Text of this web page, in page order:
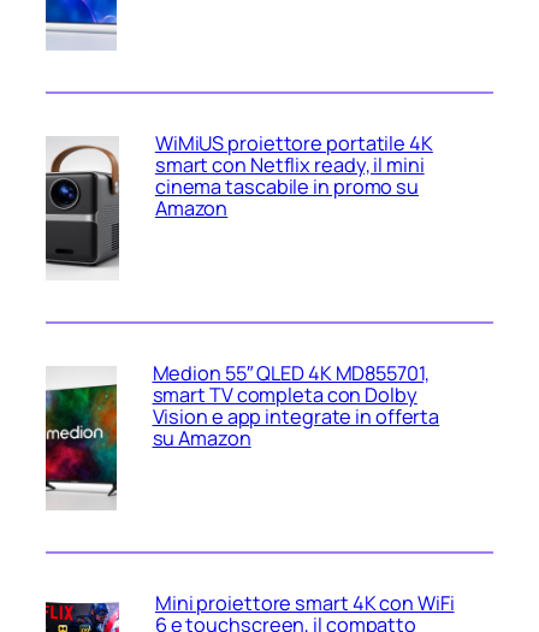
WiMiUS proiettore portatile 4K
smart con Netflix ready, il mini
cinema tascabile in promo su
Amazon
Medion 55″ QLED 4K MD855701,
smart TV completa con Dolby
Vision e app integrate in offerta
su Amazon
Mini proiettore smart 4K con WiFi
6 e touchscreen, il compatto